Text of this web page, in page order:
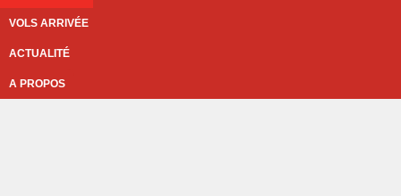
VOLS ARRIVÉE
ACTUALITÉ
A PROPOS